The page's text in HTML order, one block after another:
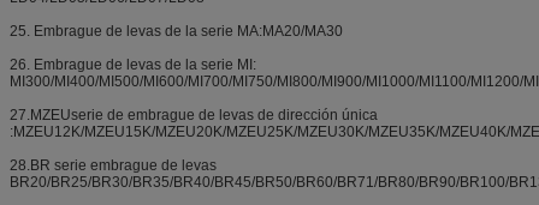
25. Embrague de levas de la serie MA:MA20/MA30
26. Embrague de levas de la serie MI:
MI300/MI400/MI500/MI600/MI700/MI750/MI800/MI900/MI1000/MI1100/MI1200/
27.MZEUserie de embrague de levas de dirección única
:MZEU12K/MZEU15K/MZEU20K/MZEU25K/MZEU30K/MZEU35K/MZEU40K/
28.BR serie embrague de levas
BR20/BR25/BR30/BR35/BR40/BR45/BR50/BR60/BR71/BR80/BR90/BR100/